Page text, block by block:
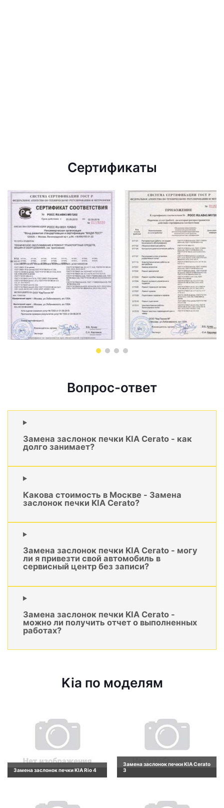
Сертификаты
Вопрос-ответ
Замена заслонок печки KIA Cerato - как
долго занимает?
Какова стоимость в Москве - Замена
заслонок печки KIA Cerato?
Замена заслонок печки KIA Cerato - могу
ли я привезти свой автомобиль в
сервисный центр без записи?
Замена заслонок печки KIA Cerato -
можно ли получить отчет о выполненных
работах?
Kia по моделям
Замена заслонок печки KIA Rio 4
Замена заслонок печки KIA Cerato
3